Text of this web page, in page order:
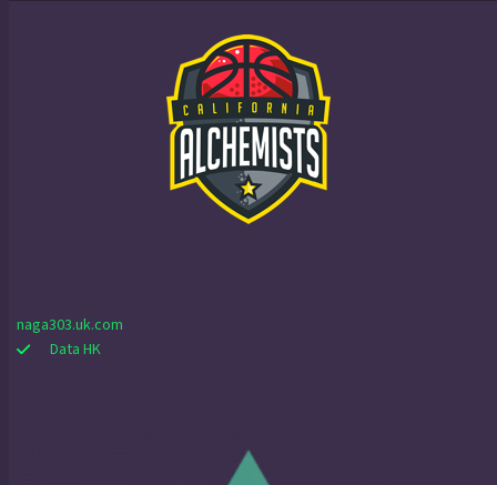
naga303.uk.com
Data HK